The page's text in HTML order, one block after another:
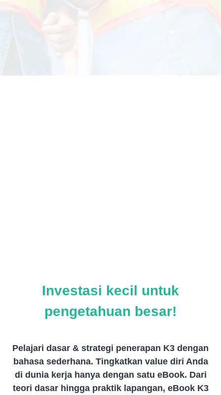
Investasi kecil untuk
pengetahuan besar!
Pelajari dasar & strategi penerapan K3 dengan
bahasa sederhana. Tingkatkan value diri Anda
di dunia kerja hanya dengan satu eBook. Dari
teori dasar hingga praktik lapangan, eBook K3